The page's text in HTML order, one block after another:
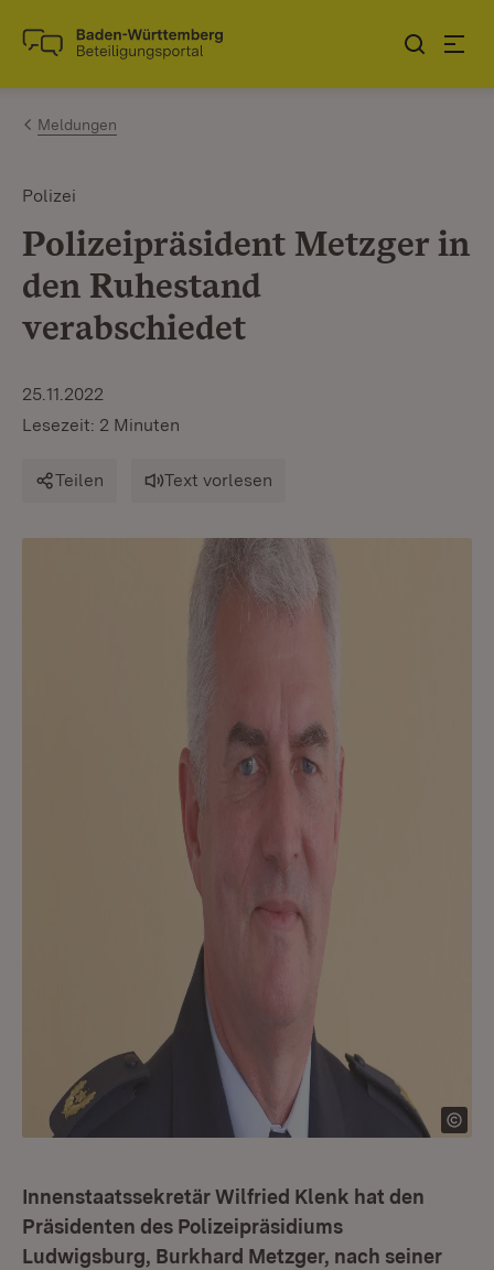
Zum Inhalt springen
Link zur Startseite
Meldungen
Polizei
Polizeipräsident Metzger in
den Ruhestand
verabschiedet
25.11.2022
Lesezeit: 2 Minuten
Teilen Text vorlesen
Innenstaatssekretär Wilfried Klenk hat den
Präsidenten des Polizeipräsidiums
Ludwigsburg, Burkhard Metzger, nach seiner